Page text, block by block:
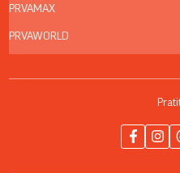
PRVAMAX
PRVAWORLD